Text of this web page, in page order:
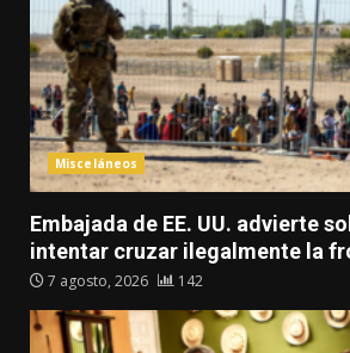
Misceláneos
Embajada de EE. UU. advierte
intentar cruzar ilegalmente la
7 agosto, 2026 142